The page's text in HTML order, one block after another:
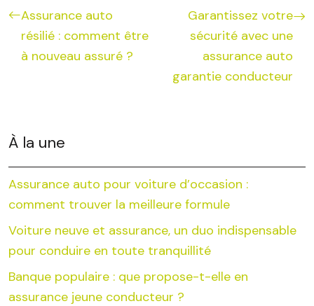
Assurance auto
résilié : comment être
à nouveau assuré ?
Garantissez votre
sécurité avec une
assurance auto
garantie conducteur
À la une
Assurance auto pour voiture d’occasion :
comment trouver la meilleure formule
Voiture neuve et assurance, un duo indispensable
pour conduire en toute tranquillité
Banque populaire : que propose-t-elle en
assurance jeune conducteur ?